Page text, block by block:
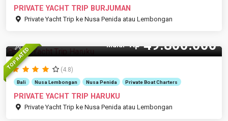
PRIVATE YACHT TRIP BURJUMAN
Private Yacht Trip ke Nusa Penida atau Lembongan
TOP RATED
30 Pax Mulai Rp49.800.000
(4.8)
Bali Nusa Lembongan Nusa Penida Private Boat Charters
PRIVATE YACHT TRIP HARUKU
Private Yacht Trip ke Nusa Penida atau Lembongan